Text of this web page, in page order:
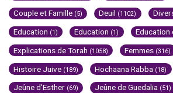
Couple et Famille (5) Deuil (1102)
Education (1) Education (1) Education
Explications de Torah (1058) Femmes (316)
Histoire Juive (189) Hochaana Rabba (18)
Jeûne d'Esther (69) Jeûne de Guedalia (51)